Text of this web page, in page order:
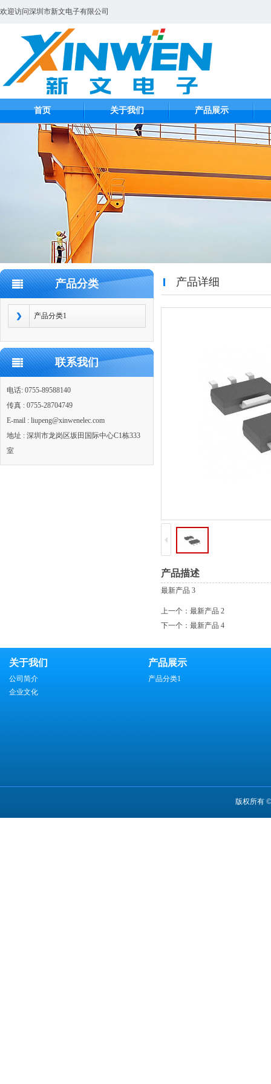
欢迎访问深圳市新文电子有限公司
首页 关于我们 产品展示
产品分类
产品分类1
联系我们
电话: 0755-89588140
传真 : 0755-28704749
E-mail : liupeng@xinwenelec.com
地址 : 深圳市龙岗区坂田国际中心C1栋333
室
产品详细
产品描述
最新产品 3
上一个： 最新产品 2
下一个： 最新产品 4
关于我们
公司简介
企业文化
产品展示
产品分类1
版权所有